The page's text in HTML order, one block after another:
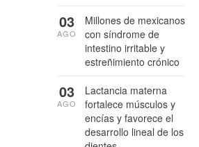
Millones de mexicanos
con síndrome de
intestino irritable y
estreñimiento crónico
03
AGO
Lactancia materna
fortalece músculos y
encías y favorece el
desarrollo lineal de los
03
AGO